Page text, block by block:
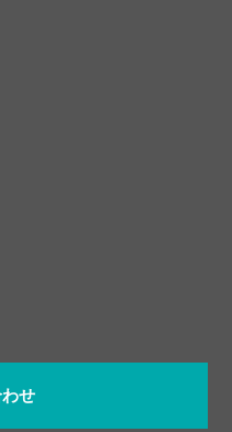
せ